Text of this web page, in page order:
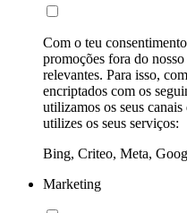
Com o teu
promoções fora do
relevantes. Para isso,
encriptados com os
utilizamos os seus
utilizes os seus serviços:
Bing, Criteo, Meta,
Marketing